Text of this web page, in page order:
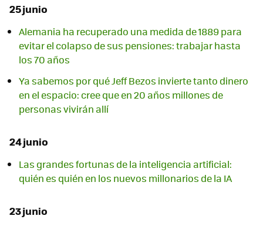
25 junio
Alemania ha recuperado una medida de 1889 para
evitar el colapso de sus pensiones: trabajar hasta
los 70 años
Ya sabemos por qué Jeff Bezos invierte tanto dinero
en el espacio: cree que en 20 años millones de
personas vivirán allí
24 junio
Las grandes fortunas de la inteligencia artificial:
quién es quién en los nuevos millonarios de la IA
23 junio